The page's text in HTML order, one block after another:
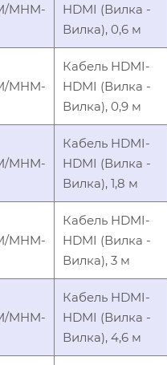
MHM-
HDMI (Вилка -
Вилка), 0,6 м
MHM-
Кабель HDMI-
HDMI (Вилка -
Вилка), 0,9 м
MHM-
Кабель HDMI-
HDMI (Вилка -
Вилка), 1,8 м
MHM-
Кабель HDMI-
HDMI (Вилка -
Вилка), 3 м
MHM-
Кабель HDMI-
HDMI (Вилка -
Вилка), 4,6 м